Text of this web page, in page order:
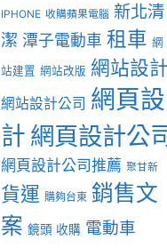
IPHONE 收購蘋果電腦 新北清
潔 潭子電動車 租車 網
站建置 網站改版 網站設計
網站設計公司 網頁設
計 網頁設計公
網頁設計公司推薦 聚甘新
貨運 購夠台東 銷售文
案 鏡頭 收購 電動車